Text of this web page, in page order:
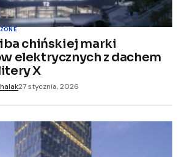
chińskiej marki
elektrycznych z dachem
X
27 stycznia, 2026